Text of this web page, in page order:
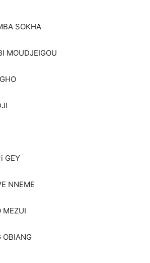
SOKHA
MOUDJEIGOU
GEY
NNEME
MEZUI
OBIANG